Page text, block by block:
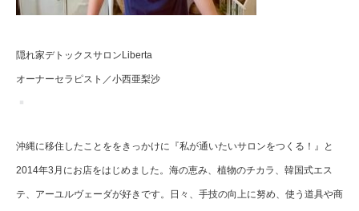
隠れ家デトックスサロンLiberta
オーナーセラピスト／小西亜梨沙
沖縄に移住したことををきっかけに『私が通いたいサロンをつくる！』と
2014年3月にお店をはじめました。海の恵み、植物のチカラ、韓国式エス
テ、アーユルヴェーダが好きです。日々、手技の向上に努め、使う道具や商